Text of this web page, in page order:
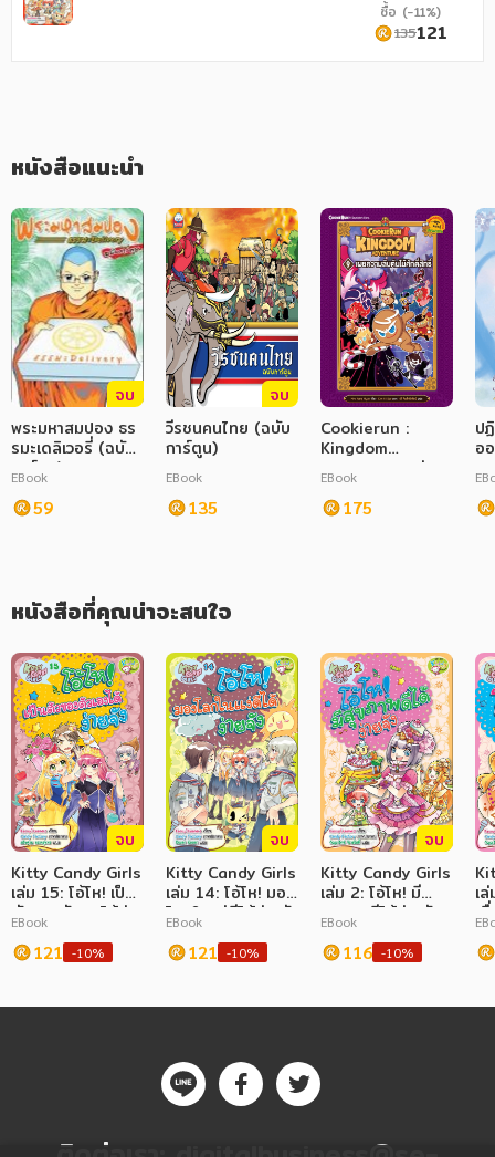
วรรณกรรม
เทคโนโลยี การสื่อสาร วิทยาศาสตร์
ภาษาศาสตร์
หนังสือเด็ก
การพัฒนาตนเอง
ความรู้ทั่วไป
การ์ตูนความรู้ การ์ตูน
การ์ตูนมังงะ (Manga)
ซื้อ (-11%)
135121
หนังสือแนะนำ
จบ
พระมหาสมปอง ธร
รมะเดลิเวอรี่ (ฉบับ
การ์ตูน)
EBook
59
จบ
วีรชนคนไทย (ฉบับ
การ์ตูน)
EBook
135
Cookierun :
Kingdom
Adventure เล่ม 9
: เผยความลับต้นไม้
ศักดิ์สิทธิ์ (ฉบับ
EBook
175
ป
อ
หนังสือที่คุณน่าจะสนใจ
จบ
Kitty Candy Girls
เล่ม 15: โอ้โห! เป็น
ตัวของตัวเองได้ง่าย
จัง
EBook
121 -10%
จบ
Kitty Candy Girls
เล่ม 14: โอ้โห! มอง
โลกในแง่ดีได้ง่ายจัง
EBook
121 -10%
จบ
Kitty Candy Girls
เล่ม 2: โอ้โห! มี
สุขภาพดีได้ง่ายจัง
EBook
116 -10%
เ
เ